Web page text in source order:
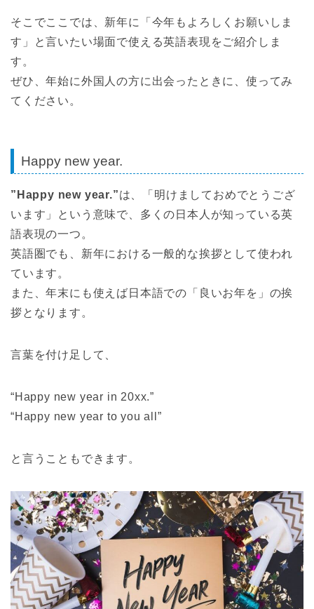
そこでここでは、新年に「今年もよろしくお願いしま
す」と言いたい場面で使える英語表現をご紹介しま
す。
ぜひ、年始に外国人の方に出会ったときに、使ってみ
てください。
Happy new year.
”Happy new year.”は、「明けましておめでとうござ
います」という意味で、多くの日本人が知っている英
語表現の一つ。
英語圏でも、新年における一般的な挨拶として使われ
ています。
また、年末にも使えば日本語での「良いお年を」の挨
拶となります。
言葉を付け足して、
“Happy new year in 20xx.”
“Happy new year to you all”
と言うこともできます。